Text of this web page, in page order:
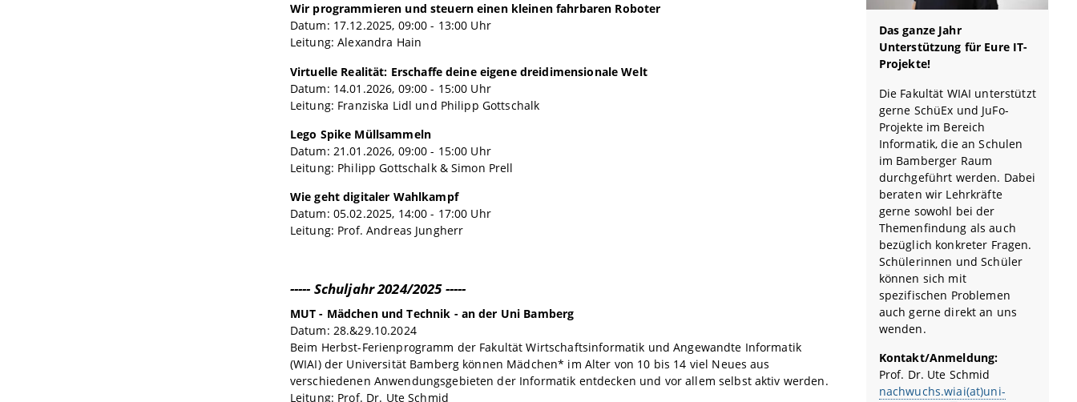
Wir programmieren und steuern einen kleinen fahrbaren Roboter
Datum: 17.12.2025, 09:00 - 13:00 Uhr
Leitung: Alexandra Hain
Virtuelle Realität: Erschaffe deine eigene dreidimensionale Welt
Datum: 14.01.2026, 09:00 - 15:00 Uhr
Leitung: Franziska Lidl und Philipp Gottschalk
Lego Spike Müllsammeln
Datum: 21.01.2026, 09:00 - 15:00 Uhr
Leitung: Philipp Gottschalk & Simon Prell
Wie geht digitaler Wahlkampf
Datum: 05.02.2025, 14:00 - 17:00 Uhr
Leitung: Prof. Andreas Jungherr
----- Schuljahr 2024/2025 -----
MUT - Mädchen und Technik - an der Uni Bamberg
Datum: 28.&29.10.2024
Beim Herbst-Ferienprogramm der Fakultät Wirtschaftsinformatik und Angewandte Informatik
(WIAI) der Universität Bamberg können Mädchen* im Alter von 10 bis 14 viel Neues aus
verschiedenen Anwendungsgebieten der Informatik entdecken und vor allem selbst aktiv werden.
Leitung: Prof. Dr. Ute Schmid
Das ganze Jahr
Unterstützung für Eure IT-
Projekte!
Die Fakultät WIAI unterstützt
gerne SchüEx und JuFo-
Projekte im Bereich
Informatik, die an Schulen
im Bamberger Raum
durchgeführt werden. Dabei
beraten wir Lehrkräfte
gerne sowohl bei der
Themenfindung als auch
bezüglich konkreter Fragen.
Schülerinnen und Schüler
können sich mit
spezifischen Problemen
auch gerne direkt an uns
wenden.
Kontakt/Anmeldung:
Prof. Dr. Ute Schmid
nachwuchs.wiai(at)uni-